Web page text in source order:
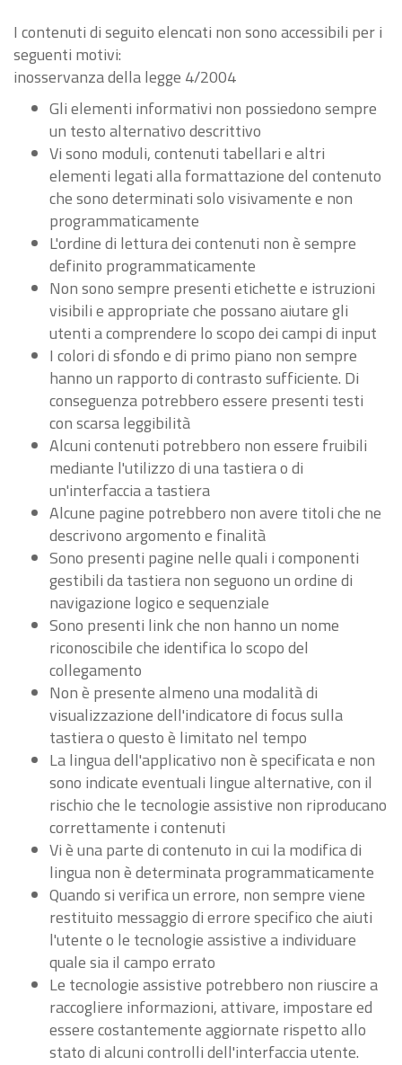
I contenuti di seguito elencati non sono accessibili per i
seguenti motivi:
inosservanza della legge 4/2004
Gli elementi informativi non possiedono sempre
un testo alternativo descrittivo
Vi sono moduli, contenuti tabellari e altri
elementi legati alla formattazione del contenuto
che sono determinati solo visivamente e non
programmaticamente
L'ordine di lettura dei contenuti non è sempre
definito programmaticamente
Non sono sempre presenti etichette e istruzioni
visibili e appropriate che possano aiutare gli
utenti a comprendere lo scopo dei campi di input
I colori di sfondo e di primo piano non sempre
hanno un rapporto di contrasto sufficiente. Di
conseguenza potrebbero essere presenti testi
con scarsa leggibilità
Alcuni contenuti potrebbero non essere fruibili
mediante l'utilizzo di una tastiera o di
un'interfaccia a tastiera
Alcune pagine potrebbero non avere titoli che ne
descrivono argomento e finalità
Sono presenti pagine nelle quali i componenti
gestibili da tastiera non seguono un ordine di
navigazione logico e sequenziale
Sono presenti link che non hanno un nome
riconoscibile che identifica lo scopo del
collegamento
Non è presente almeno una modalità di
visualizzazione dell'indicatore di focus sulla
tastiera o questo è limitato nel tempo
La lingua dell'applicativo non è specificata e non
sono indicate eventuali lingue alternative, con il
rischio che le tecnologie assistive non riproducano
correttamente i contenuti
Vi è una parte di contenuto in cui la modifica di
lingua non è determinata programmaticamente
Quando si verifica un errore, non sempre viene
restituito messaggio di errore specifico che aiuti
l'utente o le tecnologie assistive a individuare
quale sia il campo errato
Le tecnologie assistive potrebbero non riuscire a
raccogliere informazioni, attivare, impostare ed
essere costantemente aggiornate rispetto allo
stato di alcuni controlli dell'interfaccia utente.